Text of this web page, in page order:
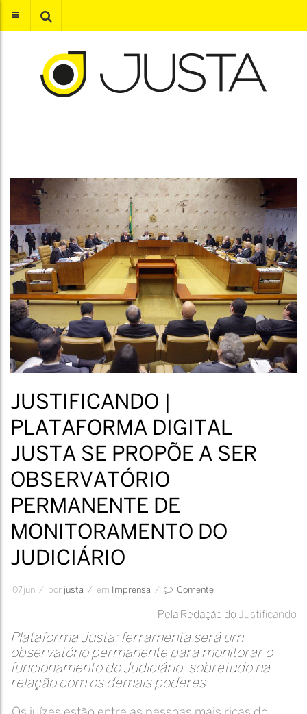
JUSTIFICANDO |
PLATAFORMA DIGITAL
JUSTA SE PROPÕE A SER
OBSERVATÓRIO
PERMANENTE DE
MONITORAMENTO DO
JUDICIÁRIO
07jun / por Justa / em Imprensa / Comente
Pela Redação do Justificando
Plataforma Justa: ferramenta será um
observatório permanente para monitorar o
funcionamento do Judiciário, sobretudo na
relação com os demais poderes